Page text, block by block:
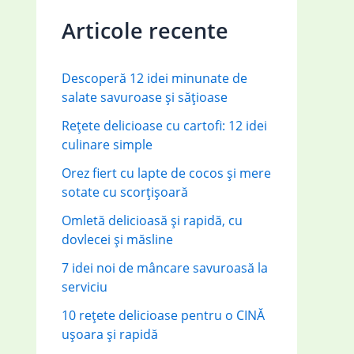
h
o
Articole recente
Descoperă 12 idei minunate de
salate savuroase și sățioase
Rețete delicioase cu cartofi: 12 idei
culinare simple
Orez fiert cu lapte de cocos și mere
sotate cu scorțișoară
Omletă delicioasă și rapidă, cu
dovlecei și măsline
7 idei noi de mâncare savuroasă la
serviciu
10 rețete delicioase pentru o CINĂ
ușoara și rapidă